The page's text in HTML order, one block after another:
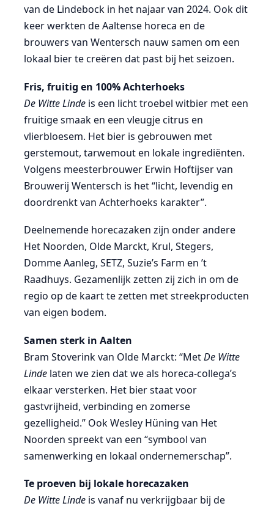
van de Lindebock in het najaar van 2024. Ook dit
keer werkten de Aaltense horeca en de
brouwers van Wentersch nauw samen om een
lokaal bier te creëren dat past bij het seizoen.
Fris, fruitig en 100% Achterhoeks
De Witte Lindeis een licht troebel witbier met een
fruitige smaak en een vleugje citrus en
vlierbloesem. Het bier is gebrouwen met
gerstemout, tarwemout en lokale ingrediënten.
Volgens meesterbrouwer Erwin Hoftijser van
Brouwerij Wentersch is het “licht, levendig en
doordrenkt van Achterhoeks karakter”.
Deelnemende horecazaken zijn onder andere
Het Noorden, Olde Marckt, Krul, Stegers,
Domme Aanleg, SETZ, Suzie’s Farm en ’t
Raadhuys. Gezamenlijk zetten zij zich in om de
regio op de kaart te zetten met streekproducten
van eigen bodem.
Samen sterk in Aalten
Bram Stoverink van Olde Marckt: “MetDe Witte
Lindelaten we zien dat we als horeca-collega’s
elkaar versterken. Het bier staat voor
gastvrijheid, verbinding en zomerse
gezelligheid.” Ook Wesley Hüning van Het
Noorden spreekt van een “symbool van
samenwerking en lokaal ondernemerschap”.
Te proeven bij lokale horecazaken
De Witte Lindeis vanaf nu verkrijgbaar bij de